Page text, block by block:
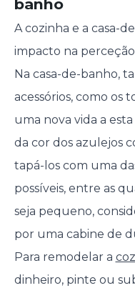
banho
A cozinha e a casa-
impacto na
Na casa-de-banho,
acessórios, como os
uma nova vida a
da cor dos azulejos
tapá-los com uma
possíveis, entre as
seja pequeno,
por uma cabine de
Para remodelar a
dinheiro, pinte ou